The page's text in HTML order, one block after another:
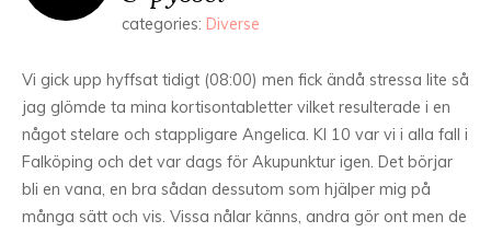
categories: Diverse
Vi gick upp hyffsat tidigt (08:00) men fick ändå stressa lite så
jag glömde ta mina kortisontabletter vilket resulterade i en
något stelare och stappligare Angelica. Kl 10 var vi i alla fall i
Falköping och det var dags för Akupunktur igen. Det börjar
bli en vana, en bra sådan dessutom som hjälper mig på
många sätt och vis. Vissa nålar känns, andra gör ont men de